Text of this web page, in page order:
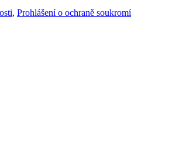
, Prohlášení o ochraně soukromí